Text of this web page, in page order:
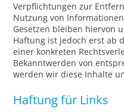
Verpflichtungen zur
Nutzung von
Gesetzen bleiben hiervon
Haftung ist jedoch erst ab
einer konkreten
Bekanntwerden von
werden wir diese Inhalte
Haftung für Links